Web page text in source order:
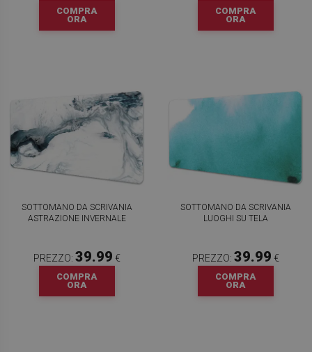
COMPRA
ORA
COMPRA
ORA
SOTTOMANO DA SCRIVANIA
ASTRAZIONE INVERNALE
PREZZO: 39.99 €
COMPRA
ORA
SOTTOMANO DA SCRIVANIA
LUOGHI SU TELA
PREZZO: 39.99 €
COMPRA
ORA